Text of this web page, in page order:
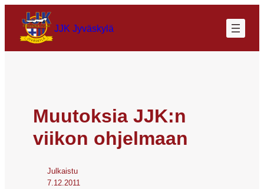
JJK Jyväskylä
Muutoksia JJK:n
viikon ohjelmaan
Julkaistu
7.12.2011